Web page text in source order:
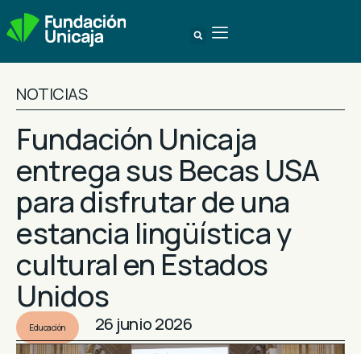
NOTICIAS
Fundación Unicaja
entrega sus Becas USA
para disfrutar de una
estancia lingüística y
cultural en Estados
Unidos
Educación
26 junio 2026